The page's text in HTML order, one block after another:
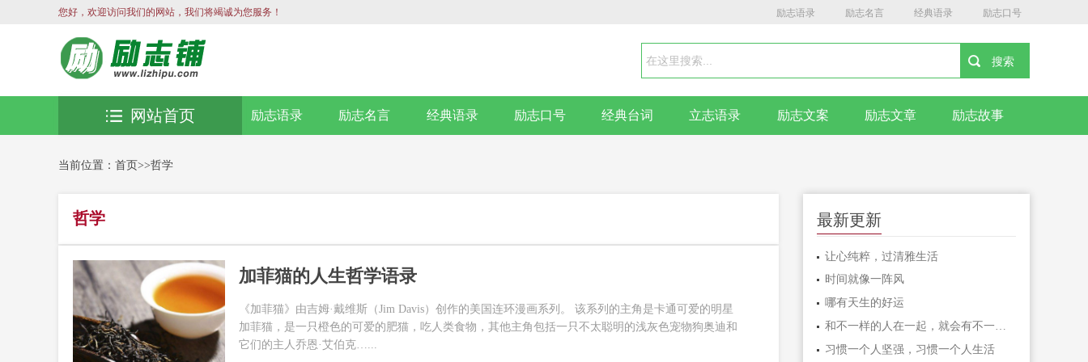
您好，欢迎访问我们的网站，我们将竭诚为您服务！ 励志语录 励志名言 经典语录 励志口号
励志语录 励志名言 经典语录 励志口号 经典台词 立志语录 励志文案 励志文章 励志故事
网站首页
当前位置： 首页>>哲学
哲学
加菲猫的人生哲学语录
《加菲猫》由吉姆·戴维斯（Jim Davis）创作的美国连环漫画系列。 该系列的主角是卡通可爱的明星
加菲猫，是一只橙色的可爱的肥猫，吃人类食物，其他主角包括一只不太聪明的浅灰色宠物狗奥迪和
它们的主人乔恩·艾伯克…...
最新更新
让心纯粹，过清雅生活
时间就像一阵风
哪有天生的好运
和不一样的人在一起，就会有不一样的人生
习惯一个人坚强，习惯一个人生活